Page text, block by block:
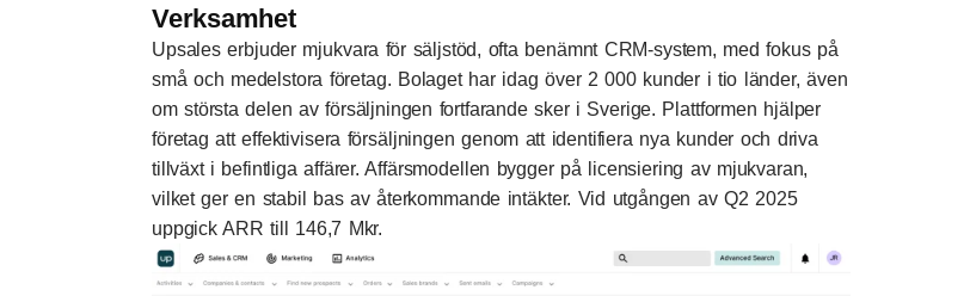
Verksamhet
Upsales erbjuder mjukvara för säljstöd, ofta benämnt CRM-system, med fokus på
små och medelstora företag. Bolaget har idag över 2 000 kunder i tio länder, även
om största delen av försäljningen fortfarande sker i Sverige. Plattformen hjälper
företag att effektivisera försäljningen genom att identifiera nya kunder och driva
tillväxt i befintliga affärer. Affärsmodellen bygger på licensiering av mjukvaran,
vilket ger en stabil bas av återkommande intäkter. Vid utgången av Q2 2025
uppgick ARR till 146,7 Mkr.